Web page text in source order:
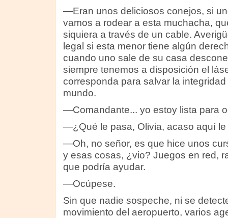
—Eran unos deliciosos conejos, si
vamos a rodear a esta muchacha,
siquiera a través de un cable.
legal si esta menor tiene algún
cuando uno sale de su casa
siempre tenemos a disposición el
corresponda para salvar la
mundo.
—Comandante... yo estoy lista para
—¿Qué le pasa, Olivia, acaso aquí le
—Oh, no señor, es que hice unos
y esas cosas, ¿vio? Juegos en red,
que podría ayudar.
—Ocúpese.
Sin que nadie sospeche, ni se
movimiento del aeropuerto, varios